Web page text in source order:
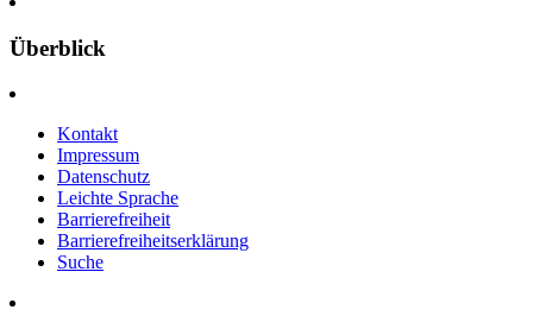
Überblick
Kontakt
Impressum
Datenschutz
Leichte Sprache
Barrierefreiheit
Barrierefreiheitserklärung
Suche